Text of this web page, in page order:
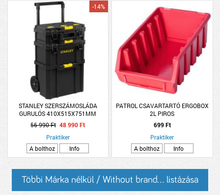
STANLEY SZERSZÁMOSLÁDA
GURULÓS 410X515X751MM
STANLEY
-14%
56 990 Ft 48 990 Ft
Praktiker
A bolthoz
Info
PATROL CSAVARTARTÓ ERGOBOX
2L PIROS
699 Ft
Praktiker
A bolthoz
Info
Többi Márka nélkül / Without brand... listázása